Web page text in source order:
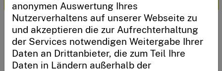
Neu hier?
Sie möchten unser System nutzen, um eine Kita
oder einen Kitaträger zu registrieren?
Moderne Bildungsräume gestalten
Schaffen einer zeitgemäßen und interaktiven
Lernumgebung, die digitale Technologien nutzt, um
Entwicklungs- und Bildungsprozesse zu bereichern.
anonymen Auswertung Ihres
Nutzerverhaltens auf unserer Webseite zu
und akzeptieren die zur Aufrechterhaltung
der Services notwendigen Weitergabe Ihrer
Daten an Drittanbieter, die zum Teil Ihre
Daten in Ländern außerhalb der